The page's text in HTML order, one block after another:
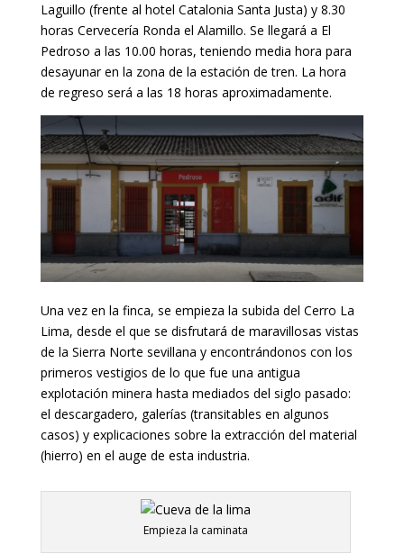
Laguillo (frente al hotel Catalonia Santa Justa) y 8.30
horas Cervecería Ronda el Alamillo. Se llegará a El
Pedroso a las 10.00 horas, teniendo media hora para
desayunar en la zona de la estación de tren. La hora
de regreso será a las 18 horas aproximadamente.
Una vez en la finca, se empieza la subida del Cerro La
Lima, desde el que se disfrutará de maravillosas vistas
de la Sierra Norte sevillana y encontrándonos con los
primeros vestigios de lo que fue una antigua
explotación minera hasta mediados del siglo pasado:
el descargadero, galerías (transitables en algunos
casos) y explicaciones sobre la extracción del material
(hierro) en el auge de esta industria.
Empieza la caminata